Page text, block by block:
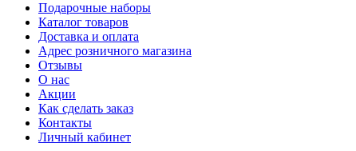
Подарочные наборы
Каталог товаров
Доставка и оплата
Адрес розничного магазина
Отзывы
О нас
Акции
Как сделать заказ
Контакты
Личный кабинет